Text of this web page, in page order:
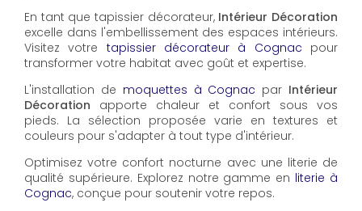
En tant que tapissier décorateur, Intérieur Décoration
excelle dans l'embellissement des espaces intérieurs.
Visitez votre tapissier décorateur à Cognac pour
transformer votre habitat avec goût et expertise.
L'installation de moquettes à Cognac par Intérieur
Décoration apporte chaleur et confort sous vos
pieds. La sélection proposée varie en textures et
couleurs pour s'adapter à tout type d'intérieur.
Optimisez votre confort nocturne avec une literie de
qualité supérieure. Explorez notre gamme en literie à
Cognac, conçue pour soutenir votre repos.